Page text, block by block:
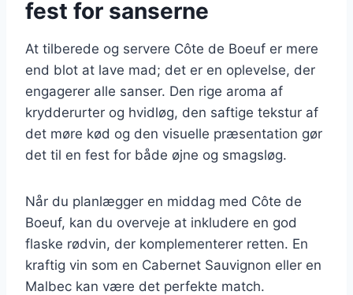
fest for sanserne
At tilberede og servere Côte de Boeuf er mere
end blot at lave mad; det er en oplevelse, der
engagerer alle sanser. Den rige aroma af
krydderurter og hvidløg, den saftige tekstur af
det møre kød og den visuelle præsentation gør
det til en fest for både øjne og smagsløg.
Når du planlægger en middag med Côte de
Boeuf, kan du overveje at inkludere en god
flaske rødvin, der komplementerer retten. En
kraftig vin som en Cabernet Sauvignon eller en
Malbec kan være det perfekte match.